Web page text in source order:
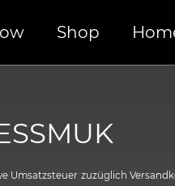
Shop
Umsatzsteuer zuzüglich